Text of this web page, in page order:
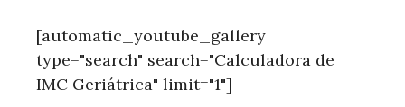
[automatic_youtube_gallery
type="search" search="Calculadora de
IMC Geriátrica" limit="1"]